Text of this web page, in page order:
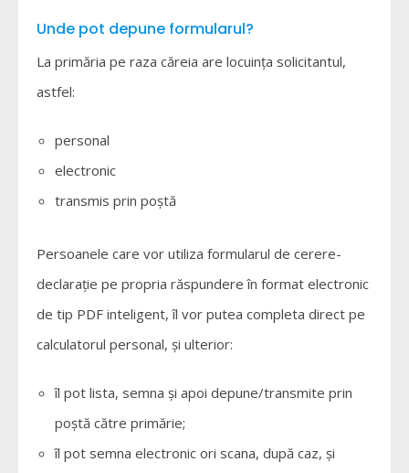
Unde pot depune formularul?
La primăria pe raza căreia are locuința solicitantul,
astfel:
personal
electronic
transmis prin poștă
Persoanele care vor utiliza formularul de cerere-
declarație pe propria răspundere în format electronic
de tip PDF inteligent, îl vor putea completa direct pe
calculatorul personal, și ulterior:
îl pot lista, semna și apoi depune/transmite prin
poștă către primărie;
îl pot semna electronic ori scana, după caz, și